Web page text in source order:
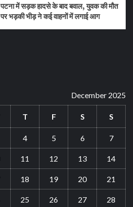
पटना में सड़क हादसे के बाद बवाल, युवक की मौत
पर भड़की भीड़ ने कई वाहनों में लगाई आग
December 2025
T F S S
4 5 6 7
11 12 13 14
18 19 20 21
25 26 27 28